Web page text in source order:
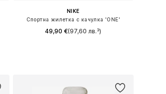
NIKE
Спортна жилетка с качулка 'ONE'
49,90 €(97,60 лв.³)